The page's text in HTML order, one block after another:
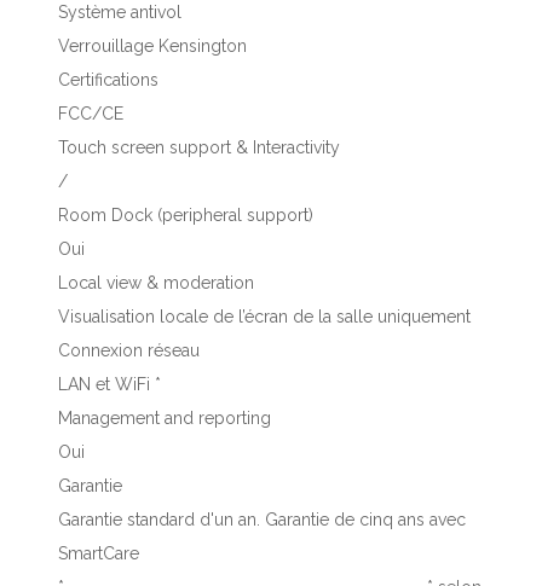
Système antivol
Verrouillage Kensington
Certifications
FCC/CE
Touch screen support & Interactivity
/
Room Dock (peripheral support)
Oui
Local view & moderation
Visualisation locale de l’écran de la salle uniquement
Connexion réseau
LAN et WiFi *
Management and reporting
Oui
Garantie
Garantie standard d'un an. Garantie de cinq ans avec
SmartCare